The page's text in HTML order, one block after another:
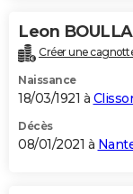
Carte de Noël
Carte Bonne année
Carte Saint-Valentin
Carte Pâques
Carte d'anniversaire
DICTIONNAIRE
Dictionnaire
Biographies
Citations
Expressions
Proverbes
PROGRAMME TV
S'inscrire
Se connecter
Lycées
Collèges
Primaires
Universités
Entreprises
Service militaire
Avis de recherche
AVIS DE DÉCÈS
Leon
Créer une
Naissance
18/03/1921 à
Décès
08/01/2021 à